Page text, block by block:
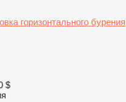
горизонтального бурения
$